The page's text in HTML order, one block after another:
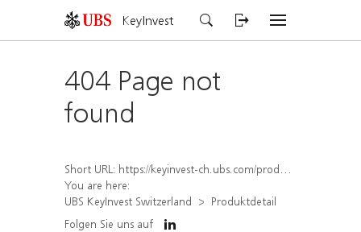
KeyInvest
404 Page not
found
Short URL: https://keyinvest-ch.ubs.com/produkt/detail/index/isin/CH1572313000
You are here:
UBS KeyInvest Switzerland
Produktdetail
Folgen Sie uns auf